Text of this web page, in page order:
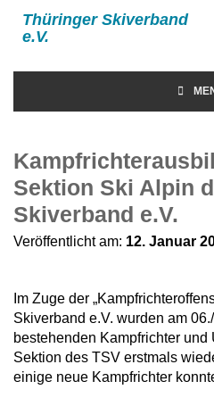
Thüringer Skiverband
e.V.
Sektion Ski Alpin
Skiverband e.V.
Veröffentlicht am: 12. Januar
Im Zuge der
Skiverband e.V. wurden am
bestehenden Kampfrichter
Sektion des TSV erstmals
einige neue Kampfrichter